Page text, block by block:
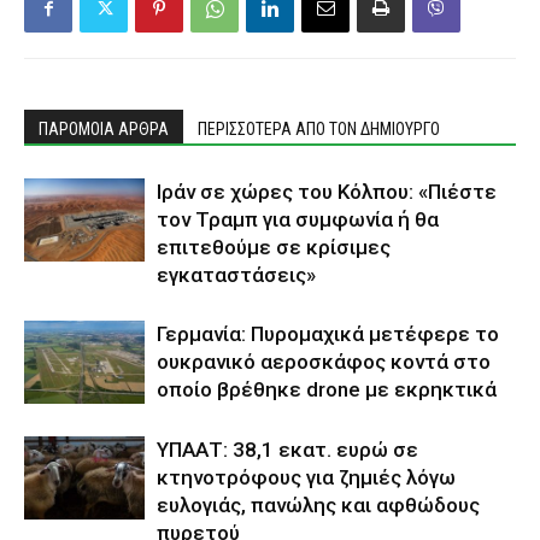
ΠΑΡΟΜΟΙΑ ΑΡΘΡΑ ΠΕΡΙΣΣΟΤΕΡΑ ΑΠΟ ΤΟΝ ΔΗΜΙΟΥΡΓΟ
Ιράν σε χώρες του Κόλπου: «Πιέστε
τον Τραμπ για συμφωνία ή θα
επιτεθούμε σε κρίσιμες
εγκαταστάσεις»
Γερμανία: Πυρομαχικά μετέφερε το
ουκρανικό αεροσκάφος κοντά στο
οποίο βρέθηκε drone με εκρηκτικά
ΥΠΑΑΤ: 38,1 εκατ. ευρώ σε
κτηνοτρόφους για ζημιές λόγω
ευλογιάς, πανώλης και αφθώδους
πυρετού